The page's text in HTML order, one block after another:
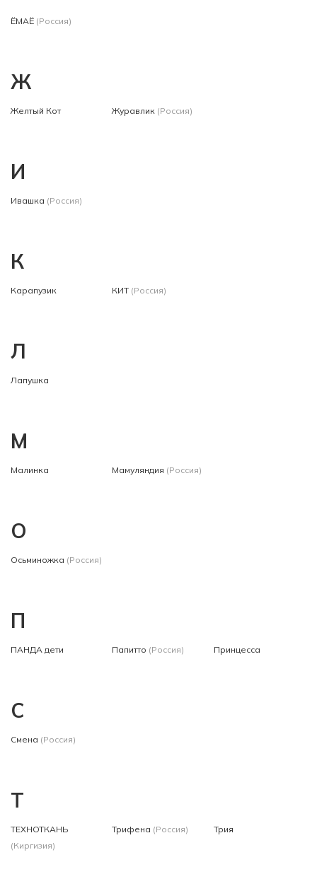
ЁМАЁ (Россия)
Ж
Желтый Кот Журавлик (Россия)
И
Ивашка (Россия)
К
Карапузик КИТ (Россия)
Л
Лапушка
М
Малинка Мамуляндия (Россия)
О
Осьминожка (Россия)
П
ПАНДА дети Папитто (Россия) Принцесса
С
Смена (Россия)
Т
ТЕХНОТКАНЬ
(Киргизия)
Трифена (Россия) Трия